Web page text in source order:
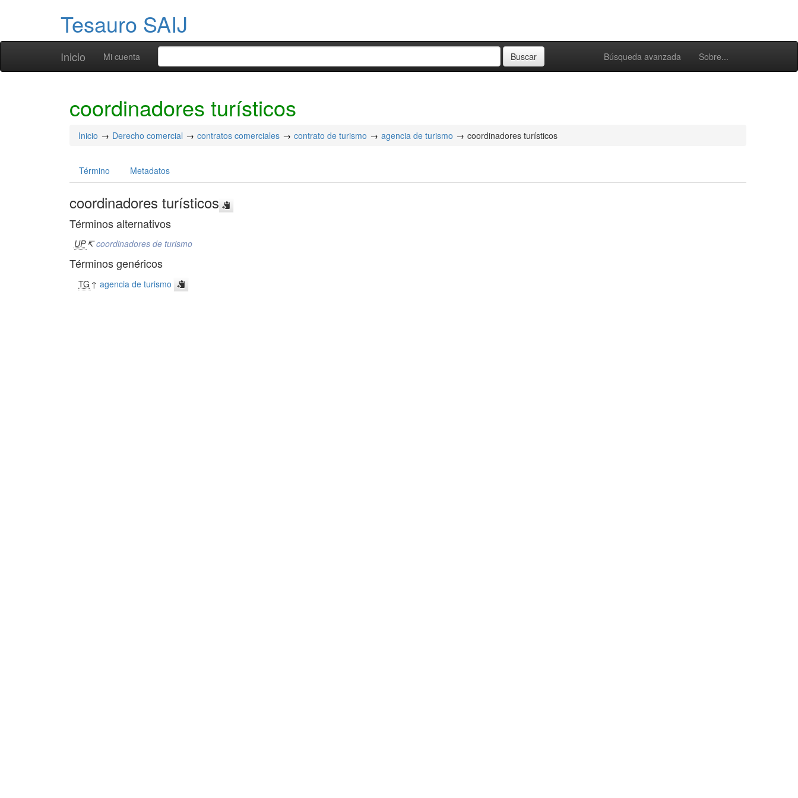
Tesauro SAIJ
Inicio Búsqueda avanzada Sobre...
Mi cuenta
coordinadores turísticos
Inicio Derecho comercial contratos comerciales contrato de turismo agencia de turismo coordinadores turísticos
Término Metadatos
coordinadores turísticos
Términos alternativos
UP ↸coordinadores de turismo
Términos genéricos
TG ↑agencia de turismo